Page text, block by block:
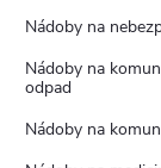
Nádoby na
Nádoby na
odpad
Nádoby na